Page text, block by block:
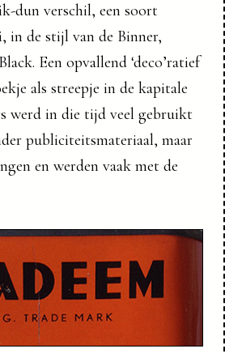
dun verschil, een soort
in de stijl van de Binner,
Een opvallend ‘deco’ratief
als streepje in de kapitale
werd in die tijd veel gebruikt
publiciteitsmateriaal, maar
en werden vaak met de